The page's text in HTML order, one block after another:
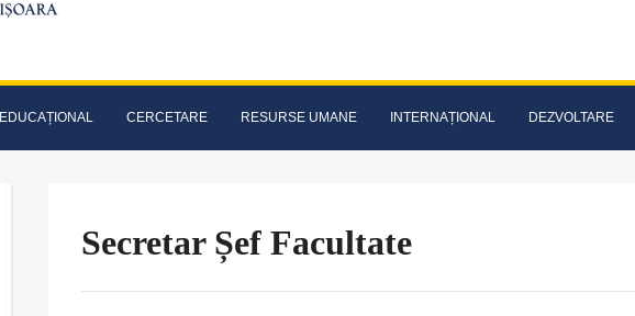
EDUCAȚIONAL CERCETARE RESURSE UMANE INTERNAȚIONAL DEZVOLTARE
Secretar Șef Facultate